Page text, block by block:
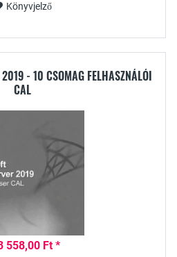
Könyvjelző
2019 - 10 CSOMAG FELHASZNÁLÓI
CAL
558,00 Ft *